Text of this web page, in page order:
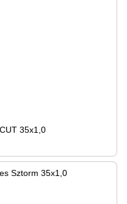
35x1,0